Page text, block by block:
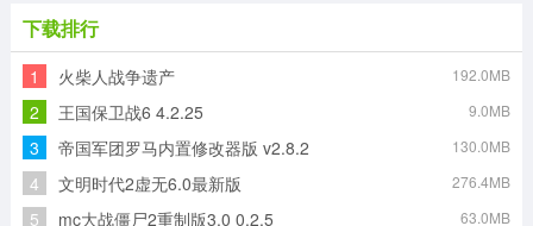
下载排行
1 火柴人战争遗产 192.0MB
2 王国保卫战6 4.2.25 9.0MB
3 帝国军团罗马内置修改器版 v2.8.2 130.0MB
4 文明时代2虚无6.0最新版 276.4MB
5 mc大战僵尸2重制版3.0 0.2.5 63.0MB